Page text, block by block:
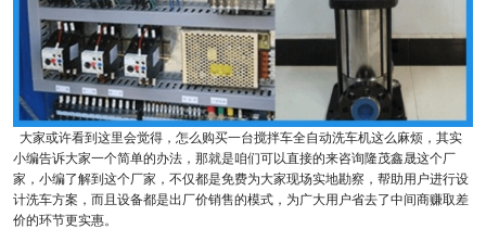
大家或许看到这里会觉得，怎么购买一台搅拌车全自动洗车机这么麻烦，其实
小编告诉大家一个简单的办法，那就是咱们可以直接的来咨询隆茂鑫晟这个厂
家，小编了解到这个厂家，不仅都是免费为大家现场实地勘察，帮助用户进行设
计洗车方案，而且设备都是出厂价销售的模式，为广大用户省去了中间商赚取差
价的环节更实惠。